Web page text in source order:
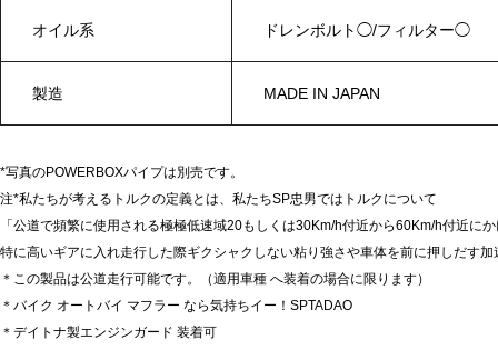
オイル系 ドレンボルト◯/フィルター◯
製造 MADE IN JAPAN
*写真のPOWERBOXパイプは別売です。
注*私たちが考えるトルクの定義とは、私たちSP忠男ではトルクについて
「公道で頻繁に使用される極極低速域20もしくは30Km/h付近から60Km/h付近に
特に高いギアに入れ走行した際ギクシャクしない粘り強さや車体を前に押しだす
＊この製品は公道走行可能です。（適用車種 へ装着の場合に限ります）
＊バイク オートバイ マフラー なら気持ちイー！SPTADAO
＊デイトナ製エンジンガード 装着可